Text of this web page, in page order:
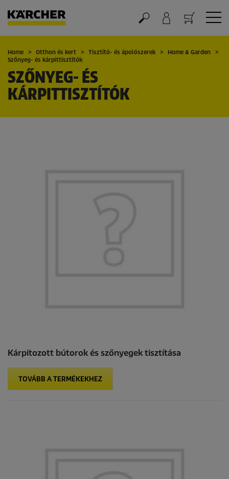
Kosár
Home Otthon és kert Tisztító- és ápolószerek
Home & Garden
Szőnyeg- és kárpittisztítók
SZŐNYEG- ÉS
KÁRPITTISZTÍTÓK
Kárpitozott bútorok és szőnyegek tisztítása
TOVÁBB A TERMÉKEKHEZ